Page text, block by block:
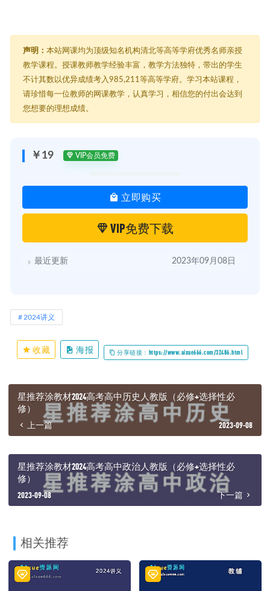
声明： 本站网课均为顶级知名机构清北等高等学府优秀名师亲授
教学课程。授课教师教学经验丰富，教学方法独特，带出的学生
不计其数以优异成绩考入985,211等高等学府。学习本站课程，
请珍惜每一位教师的网课教学，认真学习，相信您的付出会达到
您想要的理想成绩。
￥19 VIP会员免费
立即购买
VIP免费下载
最近更新 2023年09月08日
2024讲义
收藏 海报 分享链接：https://www.aixue666.com/32486.html
星推荐涂教材2024高考高中历史人教版（必修+选择性必
修）
上一篇 2023-09-08
星推荐涂教材2024高考高中政治人教版（必修+选择性必
修）
2023-09-08 下一篇
相关推荐